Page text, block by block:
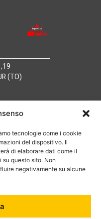
tecnologie come i cookie
del dispositivo. Il
di elaborare dati come il
questo sito. Non
negativamente su alcune
(TO)
srl.com